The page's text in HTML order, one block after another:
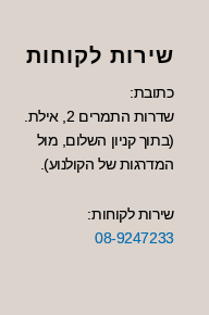
שירות לקוחות
כתובת:
שדרות התמרים 2, אילת.
(בתוך קניון השלום, מול
המדרגות של הקולנוע).
שירות לקוחות:
08-9247233